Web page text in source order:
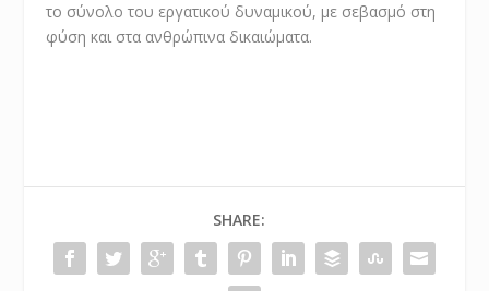
το σύνολο του εργατικού δυναμικού, με σεβασμό στη
φύση και στα ανθρώπινα δικαιώματα.
SHARE: